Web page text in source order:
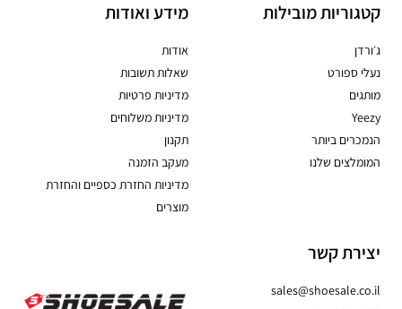
קטגוריות מובילות
ג׳ורדן
נעלי ספורט
מותגים
Yeezy
הנמכרים ביותר
המומלצים שלנו
מידע ואודות
אודות
שאלות תשובות
מדיניות פרטיות
מדיניות משלוחים
תקנון
מעקב הזמנה
מדיניות החזרת כספיים והחזרת
מוצרים
יצירת קשר
sales@shoesale.co.il